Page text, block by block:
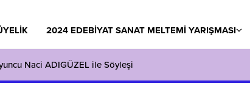
2024 EDEBİYAT SANAT MELTEMİ YARIŞMASI
Naci ADIGÜZEL ile Söyleşi